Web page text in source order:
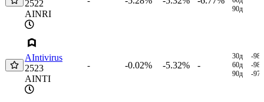
2522
AINRI
90д
AIntivirus
2523
AINTI
- -0.02% -5.32% -
30д
-
60д
-
90д
-